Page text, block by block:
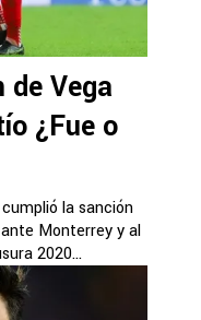
Vega
¿Fue o
la sanción
Monterrey y al
2020...